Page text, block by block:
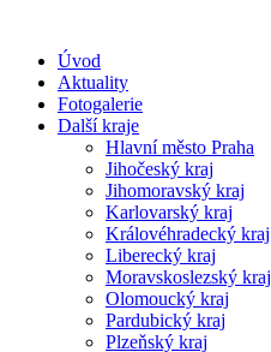
Úvod
Aktuality
Fotogalerie
Další kraje
Hlavní město Praha
Jihočeský kraj
Jihomoravský kraj
Karlovarský kraj
Královéhradecký kraj
Liberecký kraj
Moravskoslezský kraj
Olomoucký kraj
Pardubický kraj
Plzeňský kraj